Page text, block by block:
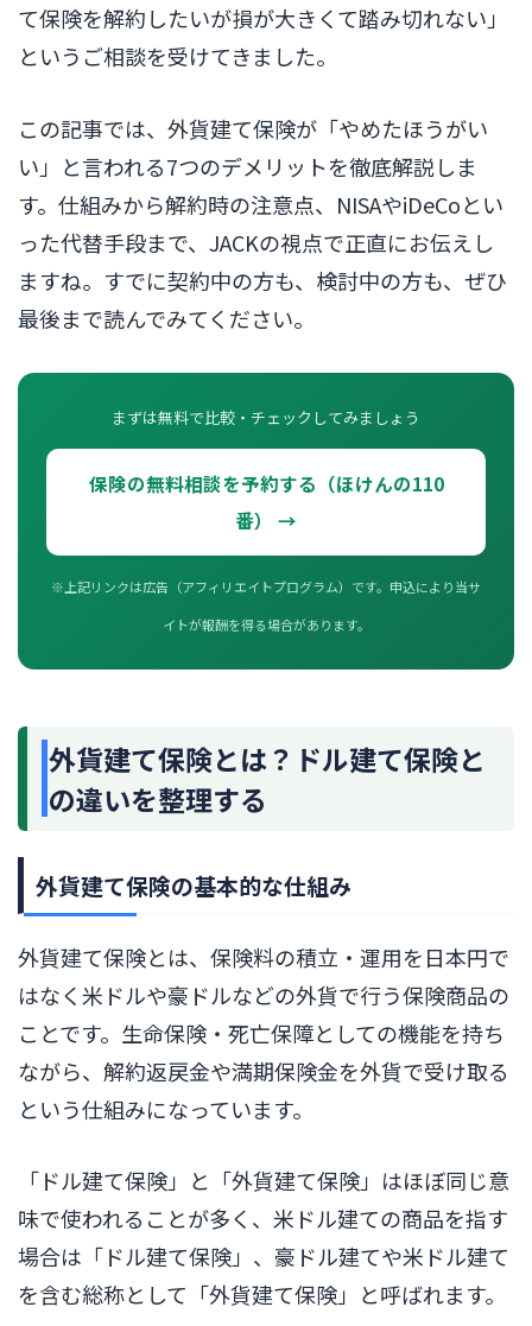
て保険を解約したいが損が大きくて踏み切れない」
というご相談を受けてきました。
この記事では、外貨建て保険が「やめたほうがい
い」と言われる7つのデメリットを徹底解説しま
す。仕組みから解約時の注意点、NISAやiDeCoとい
った代替手段まで、JACKの視点で正直にお伝えし
ますね。すでに契約中の方も、検討中の方も、ぜひ
最後まで読んでみてください。
まずは無料で比較・チェックしてみましょう
保険の無料相談を予約する（ほけんの110
番） →
※上記リンクは広告（アフィリエイトプログラム）です。申込により当サ
イトが報酬を得る場合があります。
外貨建て保険とは？ドル建て保険と
の違いを整理する
外貨建て保険の基本的な仕組み
外貨建て保険とは、保険料の積立・運用を日本円で
はなく米ドルや豪ドルなどの外貨で行う保険商品の
ことです。生命保険・死亡保障としての機能を持ち
ながら、解約返戻金や満期保険金を外貨で受け取る
という仕組みになっています。
「ドル建て保険」と「外貨建て保険」はほぼ同じ意
味で使われることが多く、米ドル建ての商品を指す
場合は「ドル建て保険」、豪ドル建てや米ドル建て
を含む総称として「外貨建て保険」と呼ばれます。